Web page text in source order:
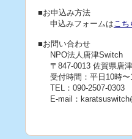
■お申込み方法
申込みフォームはこち
■お問い合わせ
NPO法人唐津Switch
〒847-0013 佐賀県唐
受付時間：平日10時〜
TEL：090-2507-0303
E-mail：